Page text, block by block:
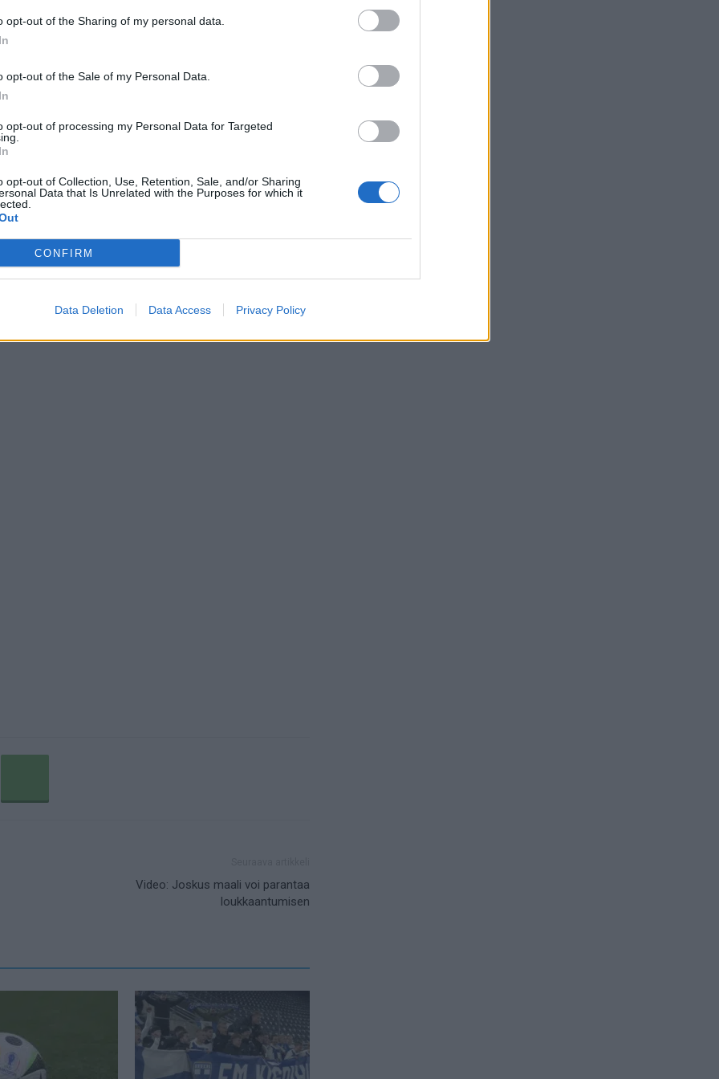
opt-out of the Sharing of my personal data.
opt-out of the Sale of my Personal Data.
opt-out of processing my Personal Data for Targeted
opt-out of Collection, Use, Retention, Sale, and/or Sharing
Data that Is Unrelated with the Purposes for which it
CONFIRM
Data Deletion Data Access Privacy Policy
Cristiano Ronaldo
seuraavat neljällä osumallaan – näistä tosin ainoastaan
sekä Ruotsi ovat jo ulkona.
mm. BelgianRomelu Lukakusekä Englannin
taas lauantaina, tsekkaa
maalit:
Video: Joskus maali voi parantaa
loukkaantumisen